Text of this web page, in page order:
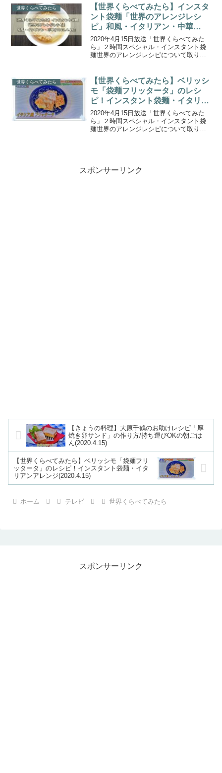
ます。『世界のスタミナ料理をくらべて
みたら？』...
世界くらべてみたら
【世界くらべてみたら】インスタ
ント袋麺「世界のアレンジレシ
ピ」和風・イタリアン・中華
(2020.4.15)
2020年4月15日放送「世界くらべてみた
ら」２時間スペシャル・インスタント袋
麺世界のアレンジレシピについて取り上
アンVS中華でスタジオ調理バトル！外食
が出来なくても...
世界くらべてみたら
【世界くらべてみたら】ベリッシ
モ「袋麺フリッタータ」のレシ
ピ！インスタント袋麺・イタリア
ンアレンジ(2020.4.15)
2020年4月15日放送「世界くらべてみた
ら」２時間スペシャル・インスタント袋
麺世界のアレンジレシピについて取り上
スポンサーリンク
【きょうの料理】大原千鶴のお助けレシピ「厚
焼き卵サンド」の作り方/持ち運びOKの朝ごは
ん(2020.4.15)
【世界くらべてみたら】ベリッシモ「袋麺フリ
ッタータ」のレシピ！インスタント袋麺・イタ
リアンアレンジ(2020.4.15)
ホーム テレビ 世界くらべてみたら
スポンサーリンク